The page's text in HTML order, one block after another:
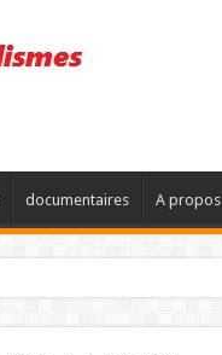
documentaires A propos